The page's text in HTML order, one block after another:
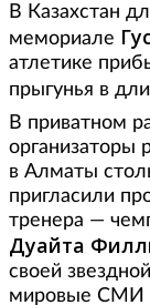
В Казахстан
мемориале
атлетике
прыгунья в
В приватном
организаторы
в Алматы
пригласили
тренера —
Дуайта
своей
мировые СМИ